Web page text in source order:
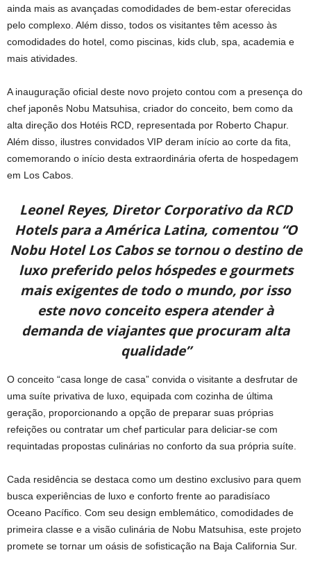
ainda mais as avançadas comodidades de bem-estar oferecidas
pelo complexo. Além disso, todos os visitantes têm acesso às
comodidades do hotel, como piscinas, kids club, spa, academia e
mais atividades.
A inauguração oficial deste novo projeto contou com a presença do
chef japonês Nobu Matsuhisa, criador do conceito, bem como da
alta direção dos Hotéis RCD, representada por Roberto Chapur.
Além disso, ilustres convidados VIP deram início ao corte da fita,
comemorando o início desta extraordinária oferta de hospedagem
em Los Cabos.
Leonel Reyes, Diretor Corporativo da RCD
Hotels para a América Latina, comentou “O
Nobu Hotel Los Cabos se tornou o destino de
luxo preferido pelos hóspedes e gourmets
mais exigentes de todo o mundo, por isso
este novo conceito espera atender à
demanda de viajantes que procuram alta
qualidade”
O conceito “casa longe de casa” convida o visitante a desfrutar de
uma suíte privativa de luxo, equipada com cozinha de última
geração, proporcionando a opção de preparar suas próprias
refeições ou contratar um chef particular para deliciar-se com
requintadas propostas culinárias no conforto da sua própria suíte.
Cada residência se destaca como um destino exclusivo para quem
busca experiências de luxo e conforto frente ao paradisíaco
Oceano Pacífico. Com seu design emblemático, comodidades de
primeira classe e a visão culinária de Nobu Matsuhisa, este projeto
promete se tornar um oásis de sofisticação na Baja California Sur.